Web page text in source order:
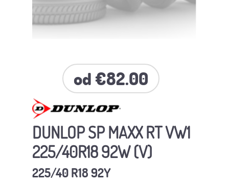
od €82.00
DUNLOP SP MAXX RT VW1
225/40R18 92W (V)
225/40 R18 92Y